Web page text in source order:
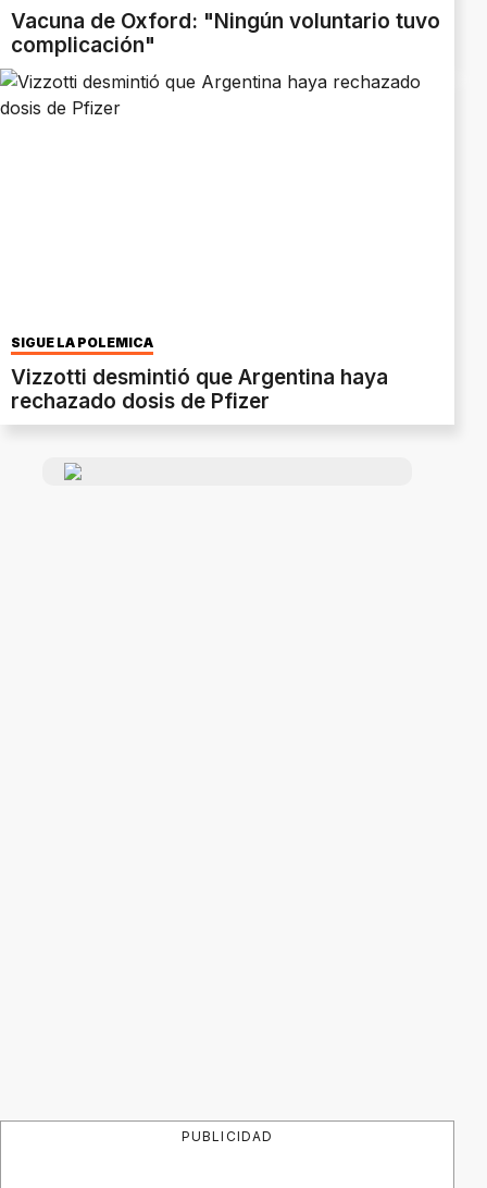
Vacuna de Oxford: "Ningún voluntario tuvo
complicación"
SIGUE LA POLÉMICA
Vizzotti desmintió que Argentina haya
rechazado dosis de Pfizer
PUBLICIDAD